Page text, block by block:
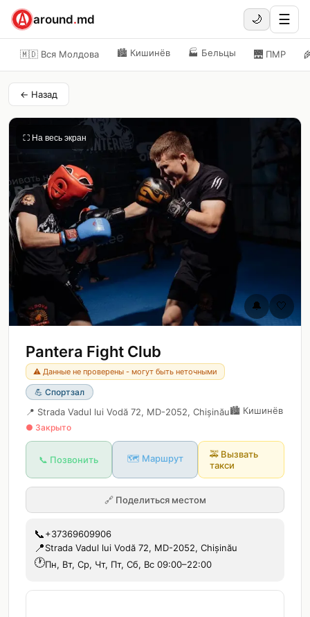
around.md 🌙 ☰
🇲🇩 Вся Молдова 🏙️ Кишинёв 🏭 Бельцы 🌉 ПМР
← Назад
⛶ На весь экран
🔔 🤍
Pantera Fight Club
⚠️ Данные не проверены - могут быть неточными
💪 Спортзал
📍 Strada Vadul lui Vodă 72, MD-2052, Chișinău🏙️ Кишинёв
● Закрыто
📞 Позвонить 🗺️ Маршрут 🚕 Вызвать
такси
🔗 Поделиться местом
📞+37369609906
📍Strada Vadul lui Vodă 72, MD-2052, Chișinău
🕐Пн, Вт, Ср, Чт, Пт, Сб, Вс 09:00–22:00